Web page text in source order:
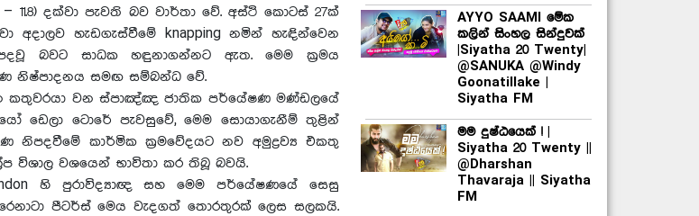
– 11.8) දක්වා පැවති බව වාර්තා වේ. අස්ථි කොටස් 27ක්
අදාලව හැඩගැස්වීමේ knapping නමින් හැඳින්වෙන
බවට සාධක හඳුනාගන්නට ඇත. මෙම ක්‍රමය
නිෂ්පාදනය සමඟ සම්බන්ධ වේ.
කතුවරයා වන ස්පාඤ්ඤ ජාතික පර්යේෂණ මණ්ඩලයේ
ඩෙලා ටොරේ පැවසුවේ, මෙම සොයාගැනීම් තුළින්
කාර්මික ක්‍රමවේදයට නව අමුද්‍රව්‍ය එකතු
විශාල වශයෙන් භාවිතා කර තිබූ බවයි.
හි පුරාවිද්‍යාඥ සහ මෙම පර්යේෂණයේ සෙසු
පීටර්ස් මෙය වැදගත් තොරතුරක් ලෙස සලකයි.
AYYO SAAMI මේක
කලින් සිංහල සින්දුවක්
|Siyatha 20 Twenty|
@SANUKA @Windy
Goonatillake |
Siyatha FM
මම දුෂ්ඨයෙක් ! |
Siyatha 20 Twenty ||
@Dharshan
Thavaraja || Siyatha
FM